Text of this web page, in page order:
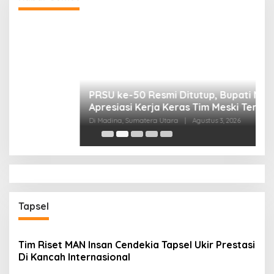
Tapsel
Tim Riset MAN Insan Cendekia Tapsel Ukir Prestasi
Di Kancah Internasional